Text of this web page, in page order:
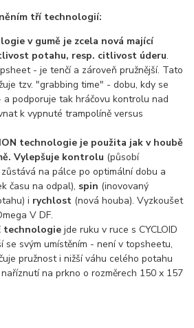
tří technologií:
v gumě je zcela nová mající
potahu, resp. citlivost úderu.
- je tenčí a zároveň pružnější. Tato
tzv. "grabbing time" - dobu, kdy se
a podporuje tak hráčovu kontrolu nad
k vypnuté trampolíně versus
technologie je použita jak v houbě
Vylepšuje kontrolu (působí
na pálce po optimální dobu a
času na odpal), spin (inovovaný
i rychlost (nová houba). Vyzkoušet
V DF.
technologie jde ruku v ruce s CYCLOID
se svým umístěním - není v topsheetu,
pružnost i nižší váhu celého potahu
na prkno o rozměrech 150 x 157